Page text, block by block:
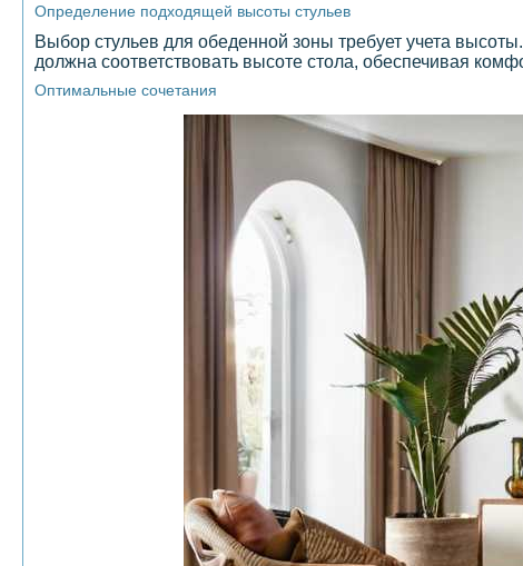
Определение подходящей высоты стульев
Выбор стульев для обеденной зоны требует учета
должна соответствовать высоте стола, обеспечивая
Оптимальные сочетания